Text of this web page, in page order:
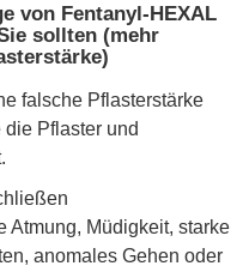
von Fentanyl-HEXAL
sollten (mehr
falsche Pflasterstärke
Pflaster und
Atmung, Müdigkeit, starke
anomales Gehen oder